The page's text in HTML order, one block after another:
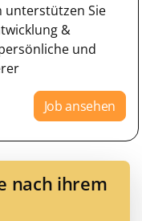
unterstützen Sie
&
und
Job ansehen
nach ihrem